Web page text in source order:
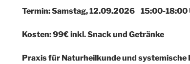
Termin: Samstag, 12.09.2026 15:00-18:00
Kosten: 99€ inkl. Snack und Getränke
Praxis für Naturheilkunde und systemische